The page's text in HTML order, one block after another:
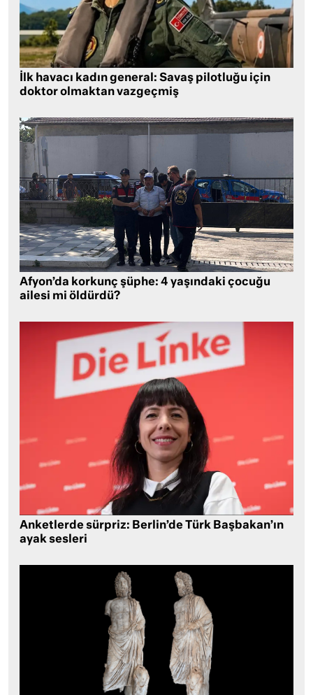
İlk havacı kadın general: Savaş pilotluğu için
doktor olmaktan vazgeçmiş
Afyon’da korkunç şüphe: 4 yaşındaki çocuğu
ailesi mi öldürdü?
Anketlerde sürpriz: Berlin’de Türk Başbakan’ın
ayak sesleri